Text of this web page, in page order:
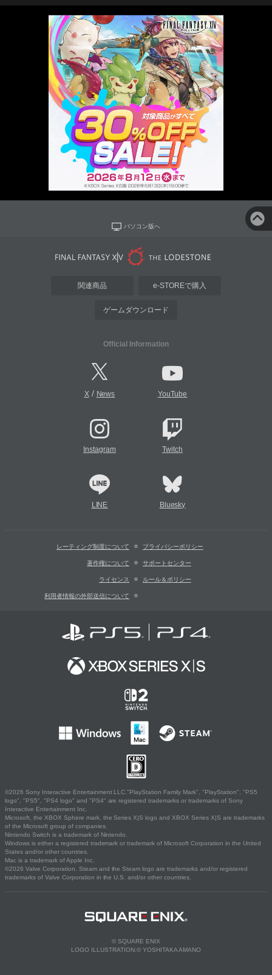
パソコン版へ
関連商品 e-STOREで購入
ゲームダウンロード
Official Information
X/ News YouTube
Instagram Twitch
LINE Bluesky
レーティング制度について プライバシーポリシー
著作権について サポートセンター
ライセンス ルール＆ポリシー
利用者情報の外部送信について
©2026 Sony Interactive Entertainment LLC."PlayStation Family Mark", "PlayStation", "PS5
logo", "PS5", "PS4 logo" and "PS4" are registered trademarks or trademarks of Sony
Interactive Entertainment Inc.
Microsoft, the XBOX Sphere mark, the Series X|S logo and XBOX Series X|S are trademarks
of the Microsoft group of companies.
Nintendo Switch is a trademark of Nintendo.
Windows is either a registered trademark or trademark of Microsoft Corporation in the United
States and/or other countries.
Mac is a trademark of Apple Inc.
©2026 Valve Corporation. Steam and the Steam logo are trademarks and/or registered
trademarks of Valve Corporation in the U.S. and/or other countries.
© SQUARE ENIX
LOGO ILLUSTRATION:© YOSHITAKA AMANO